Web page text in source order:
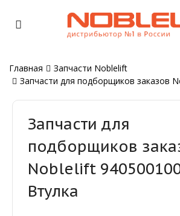
Главная
Запчасти Noblelift
Запчасти для подборщиков заказов
Запчасти для
подборщиков
Noblelift
Втулка